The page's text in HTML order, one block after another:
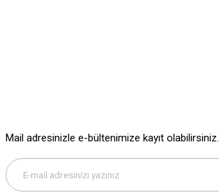
Mail adresinizle e-bültenimize kayıt olabilirsiniz.